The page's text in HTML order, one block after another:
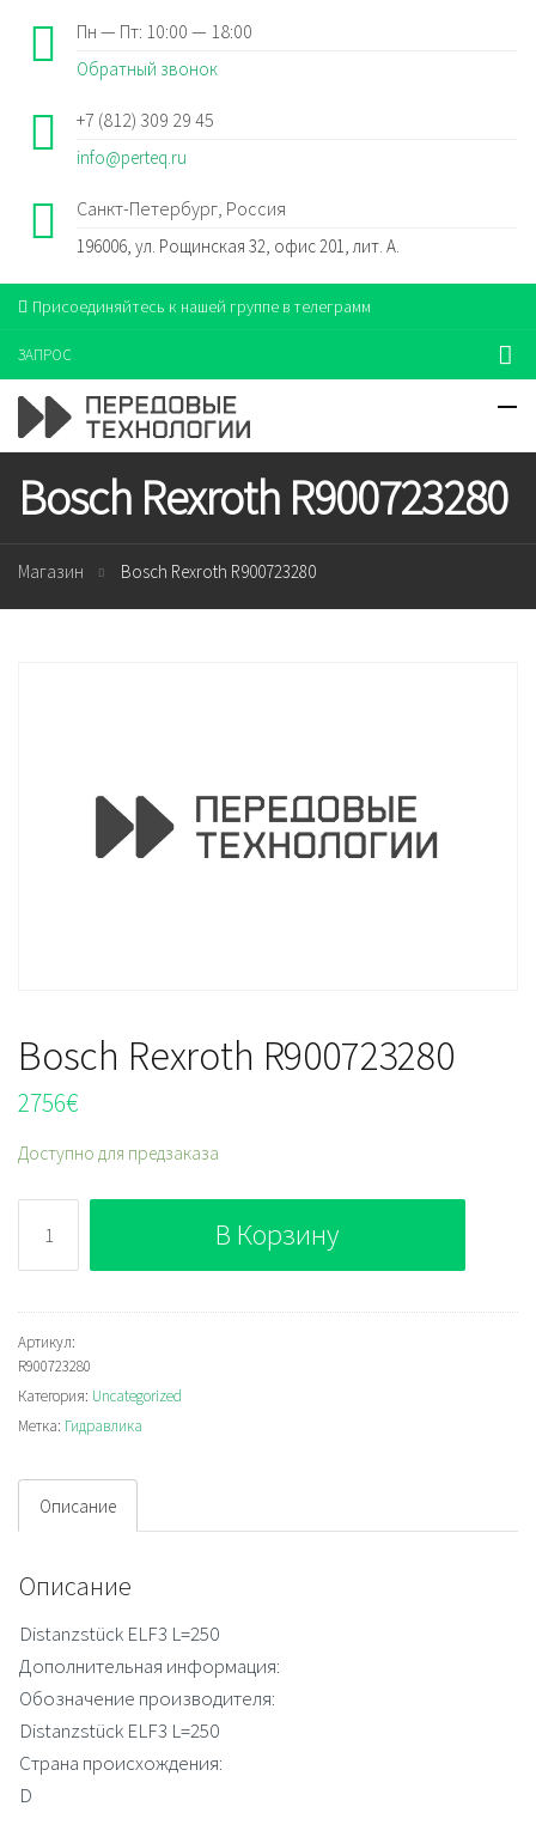
Пн — Пт: 10:00 — 18:00
Обратный звонок
+7 (812) 309 29 45
info@perteq.ru
Санкт-Петербург, Россия
196006, ул. Рощинская 32, офис 201, лит. А.
Присоединяйтесь к нашей группе в телеграмм
ЗАПРОС
Bosch Rexroth R900723280
Магазин Bosch Rexroth R900723280
Bosch Rexroth R900723280
2756€
Доступно для предзаказа
Bosch
Rexroth
R900723280
В Корзину
Артикул:
R900723280
Категория: Uncategorized
Метка: Гидравлика
Описание
Описание
Distanzstück ELF3 L=250
Дополнительная информация:
Обозначение производителя:
Distanzstück ELF3 L=250
Страна происхождения:
D